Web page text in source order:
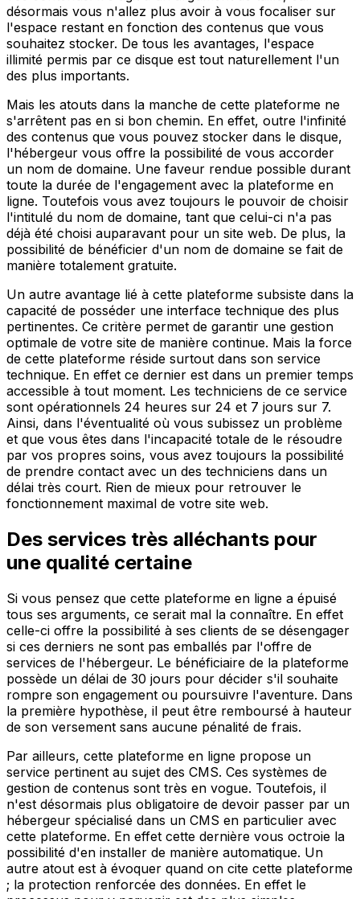
désormais vous n'allez plus avoir à vous focaliser sur
l'espace restant en fonction des contenus que vous
souhaitez stocker. De tous les avantages, l'espace
illimité permis par ce disque est tout naturellement l'un
des plus importants.
Mais les atouts dans la manche de cette plateforme ne
s'arrêtent pas en si bon chemin. En effet, outre l'infinité
des contenus que vous pouvez stocker dans le disque,
l'hébergeur vous offre la possibilité de vous accorder
un nom de domaine. Une faveur rendue possible durant
toute la durée de l'engagement avec la plateforme en
ligne. Toutefois vous avez toujours le pouvoir de choisir
l'intitulé du nom de domaine, tant que celui-ci n'a pas
déjà été choisi auparavant pour un site web. De plus, la
possibilité de bénéficier d'un nom de domaine se fait de
manière totalement gratuite.
Un autre avantage lié à cette plateforme subsiste dans la
capacité de posséder une interface technique des plus
pertinentes. Ce critère permet de garantir une gestion
optimale de votre site de manière continue. Mais la force
de cette plateforme réside surtout dans son service
technique. En effet ce dernier est dans un premier temps
accessible à tout moment. Les techniciens de ce service
sont opérationnels 24 heures sur 24 et 7 jours sur 7.
Ainsi, dans l'éventualité où vous subissez un problème
et que vous êtes dans l'incapacité totale de le résoudre
par vos propres soins, vous avez toujours la possibilité
de prendre contact avec un des techniciens dans un
délai très court. Rien de mieux pour retrouver le
fonctionnement maximal de votre site web.
Des services très alléchants pour
une qualité certaine
Si vous pensez que cette plateforme en ligne a épuisé
tous ses arguments, ce serait mal la connaître. En effet
celle-ci offre la possibilité à ses clients de se désengager
si ces derniers ne sont pas emballés par l'offre de
services de l'hébergeur. Le bénéficiaire de la plateforme
possède un délai de 30 jours pour décider s'il souhaite
rompre son engagement ou poursuivre l'aventure. Dans
la première hypothèse, il peut être remboursé à hauteur
de son versement sans aucune pénalité de frais.
Par ailleurs, cette plateforme en ligne propose un
service pertinent au sujet des CMS. Ces systèmes de
gestion de contenus sont très en vogue. Toutefois, il
n'est désormais plus obligatoire de devoir passer par un
hébergeur spécialisé dans un CMS en particulier avec
cette plateforme. En effet cette dernière vous octroie la
possibilité d'en installer de manière automatique. Un
autre atout est à évoquer quand on cite cette plateforme
; la protection renforcée des données. En effet le